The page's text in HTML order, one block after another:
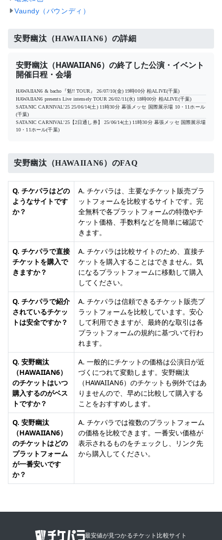
Vaundy（バウンディ）
安野幽汰（HAWAIIAN6）の詳細
安野幽汰（HAWAIIAN6）の終了した公演・イベント
開催日程・会場
HAWAIIAN6 & bacho『魁!! TOUR』 26/07/10(金) 19時00分 柏ALIVE(千葉)
HAWAIIAN6 presents Live intensely TOUR 26/02/11(水) 18時00分 柏ALIVE(千葉)
SATANIC CARNIVAL'25 25/06/14(土) 11時30分 幕張メッセ 国際展示場 10・11ホール
(千葉)
SATANIC CARNIVAL'25【2日通し券】
25/06/14(土) 11時30分 幕張メッセ 国際展示場
10・11ホール(千葉)
安野幽汰（HAWAIIAN6）のFAQ
Q. チケパラはどの
ようなサイトです
か？
A. チケパラは、主要なチケット販売プラ
ットフォームを比較するサイトです。完
全無料で各プラットフォームの特徴やチ
ケット価格、手数料などを簡単に確認で
きます。
Q. チケパラで直接
チケットを購入で
きますか？
A. チケパラは比較サイトのため、直接チ
ケットを購入することはできません。気
になるプラットフォームに移動して購入
してください。
Q. チケパラで紹介
されているチケッ
トは安全ですか？
A. チケパラは信頼できるチケット販売プ
ラットフォームを比較しています。安心
して利用できますが、最終的な取引は各
プラットフォームの規約に基づいて行わ
れます。
Q. 安野幽汰
（HAWAIIAN6）
のチケットはいつ
購入するのがベス
トですか？
A. 一般的にチケットの価格は公演日が近
づくにつれて変動します。安野幽汰
（HAWAIIAN6）のチケットも例外ではあ
りませんので、早めに比較して購入する
ことをおすすめします。
Q. 安野幽汰
（HAWAIIAN6）
のチケットはどの
プラットフォーム
が一番安いです
か？
A. チケパラでは複数のプラットフォーム
の価格を比較できます。一番安い価格が
表示されるものをチェックし、リンク先
から購入してください。
最安値が見つかるチケット比較サイト